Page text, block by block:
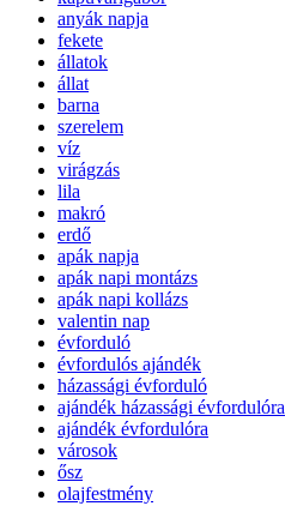
anyák napja
fekete
állatok
állat
barna
szerelem
víz
virágzás
lila
makró
erdő
apák napja
apák napi montázs
apák napi kollázs
valentin nap
évforduló
évfordulós ajándék
házassági évforduló
ajándék házassági évfordulóra
ajándék évfordulóra
városok
ősz
olajfestmény